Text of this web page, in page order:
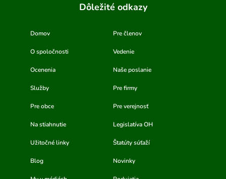
Dôležité odkazy
Domov Pre členov
O spoločnosti Vedenie
Ocenenia Naše poslanie
Služby Pre firmy
Pre obce Pre verejnosť
Na stiahnutie Legislatíva OH
Užitočné linky Štatúty súťaží
Blog Novinky